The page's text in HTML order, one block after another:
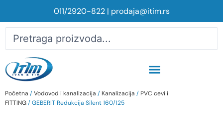
011/2920-822| prodaja@itim.rs
Početna /Vodovod i kanalizacija / Kanalizacija / PVC cevi i
FITTING/ GEBERIT Redukcija Silent 160/125